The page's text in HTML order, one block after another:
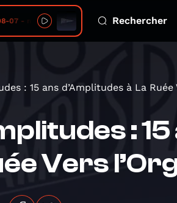
- no 14 Rechercher
: 15 ans d’Amplitudes à La Ruée
: 15
Vers